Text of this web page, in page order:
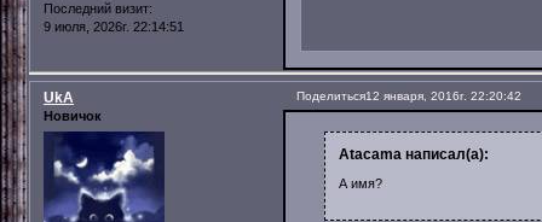
Последний визит:
9 июля, 2026г. 22:14:51
Поделиться12 января, 2016г. 22:20:42
UkA
Новичок
Atacama написал(а):
А имя?